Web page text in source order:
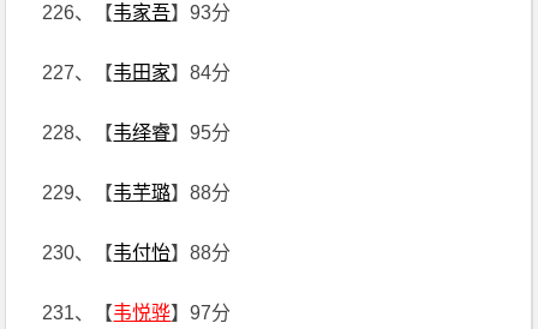
226、【韦家吾】93分
227、【韦田家】84分
228、【韦绎睿】95分
229、【韦芋璐】88分
230、【韦付怡】88分
231、【韦悦骅】97分